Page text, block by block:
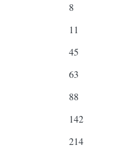
8
11
45
63
88
142
214